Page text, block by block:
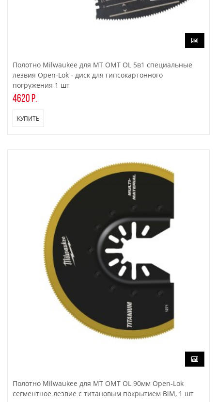
Полотно Milwaukee для МТ OMT OL 5в1 специальные
лезвия Open-Lok - диск для гипсокартонного
погружения 1 шт
4620 р.
КУПИТЬ
Полотно Milwaukee для МТ OMT OL 90мм Open-Lok
сегментное лезвие с титановым покрытием BiM, 1 шт